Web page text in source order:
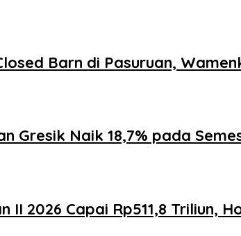
Barn di Pasuruan,
Gresik Naik 18,7% pada
II 2026 Capai Rp511,8 Triliun,